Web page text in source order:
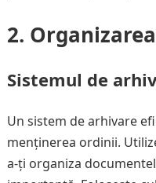
2.
Sistemul de
Un sistem de arhivare
menținerea ordinii.
a-ți organiza